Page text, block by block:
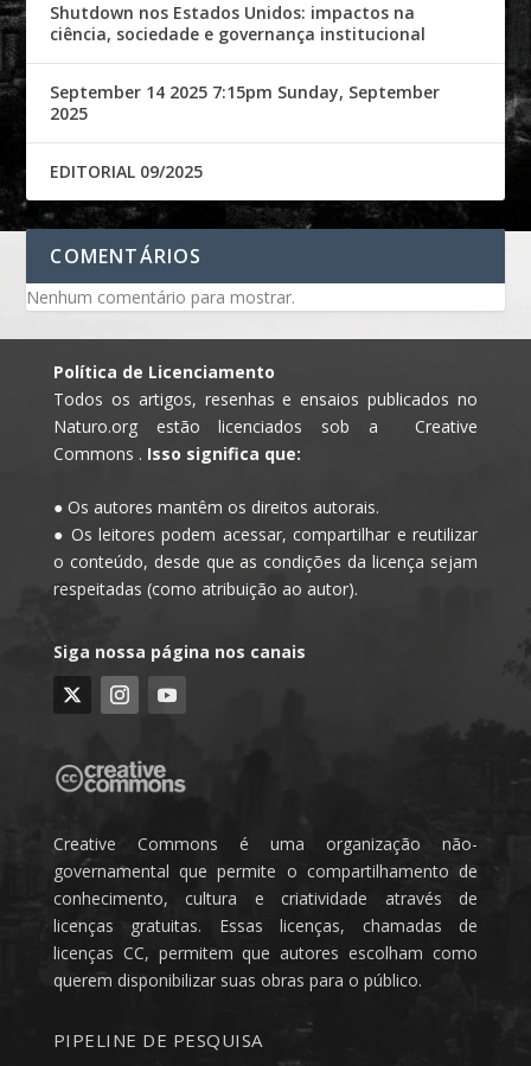
Shutdown nos Estados Unidos: impactos na
ciência, sociedade e governança institucional
September 14 2025 7:15pm Sunday, September
2025
EDITORIAL 09/2025
COMENTÁRIOS
Nenhum comentário para mostrar.
Política de Licenciamento
Todos os artigos, resenhas e ensaios publicados no
Naturo.org estão licenciados sob a Creative
Commons . Isso significa que:
● Os autores mantêm os direitos autorais.
● Os leitores podem acessar, compartilhar e reutilizar
o conteúdo, desde que as condições da licença sejam
respeitadas (como atribuição ao autor).
Siga nossa página nos canais
Creative Commons é uma organização não-
governamental que permite o compartilhamento de
conhecimento, cultura e criatividade através de
licenças gratuitas. Essas licenças, chamadas de
licenças CC, permitem que autores escolham como
querem disponibilizar suas obras para o público.
PIPELINE DE PESQUISA